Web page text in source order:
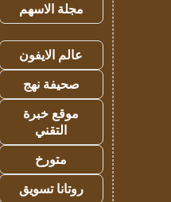
مجلة الاسهم
عالم الايفون
صحيفة نهج
موقع خبرة
التقني
متورخ
روتانا تسويق